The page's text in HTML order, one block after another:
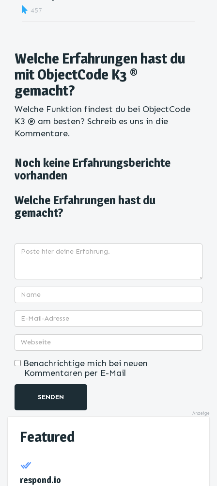
457
Welche Erfahrungen hast du
mit ObjectCode K3 ®
gemacht?
Welche Funktion findest du bei ObjectCode
K3 ® am besten? Schreib es uns in die
Kommentare.
Noch keine Erfahrungsberichte
vorhanden
Welche Erfahrungen hast du
gemacht?
Benachrichtige mich bei neuen
Kommentaren per E-Mail
SENDEN
Anzeige
Featured
respond.io